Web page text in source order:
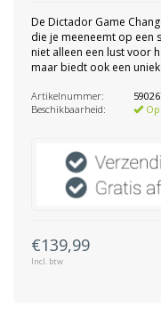
De Dictador Game
die je meeneemt op een
niet alleen een lust voor
maar biedt ook een
Artikelnummer:
Beschikbaarheid:
Op
€139,99
Incl. btw